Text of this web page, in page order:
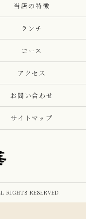
当店の特徴
ランチ
コース
アクセス
お問い合わせ
サイトマップ
RIGHTS RESERVED.